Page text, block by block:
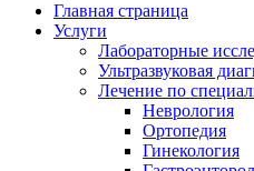
Главная страница
Услуги
Лабораторные
Ультразвуковая
Лечение по
Неврология
Ортопедия
Гинекология